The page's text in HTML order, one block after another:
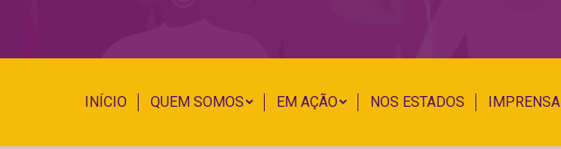
INÍCIO QUEM SOMOS EM AÇÃO NOS ESTADOS IMPRENSA